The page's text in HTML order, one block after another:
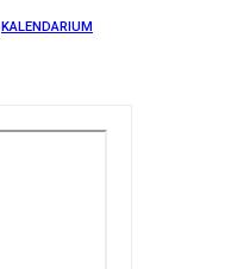
KALENDARIUM